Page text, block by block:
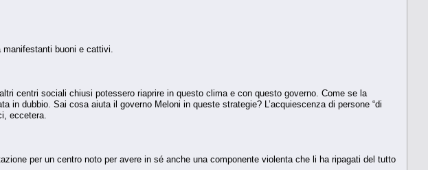
buoni e cattivi.
centri sociali chiusi potessero riaprire in questo clima e con questo governo. Come se la
dubbio. Sai cosa aiuta il governo Meloni in queste strategie? L’acquiescenza di persone “di
eccetera.
per un centro noto per avere in sé anche una componente violenta che li ha ripagati del tutto